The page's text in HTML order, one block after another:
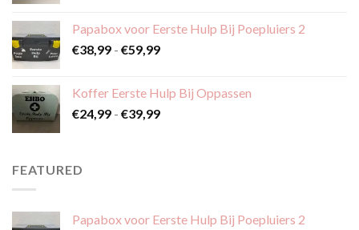
€39,99
Papabox voor Eerste Hulp Bij Poepluiers 2
€38,99 - €59,99Prijsklasse:
€59,99
Koffer Eerste Hulp Bij Oppassen
€24,99 - €39,99Prijsklasse:
FEATURED
Papabox voor Eerste Hulp Bij Poepluiers 2